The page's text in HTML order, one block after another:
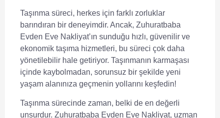
Taşınma süreci, herkes için farklı zorluklar
barındıran bir deneyimdir. Ancak, Zuhuratbaba
Evden Eve Nakliyat’ın sunduğu hızlı, güvenilir ve
ekonomik taşıma hizmetleri, bu süreci çok daha
yönetilebilir hale getiriyor. Taşınmanın karmaşası
içinde kaybolmadan, sorunsuz bir şekilde yeni
yaşam alanınıza geçmenin yollarını keşfedin!
Taşınma sürecinde zaman, belki de en değerli
unsurdur. Zuhuratbaba Evden Eve Nakliyat, uzman